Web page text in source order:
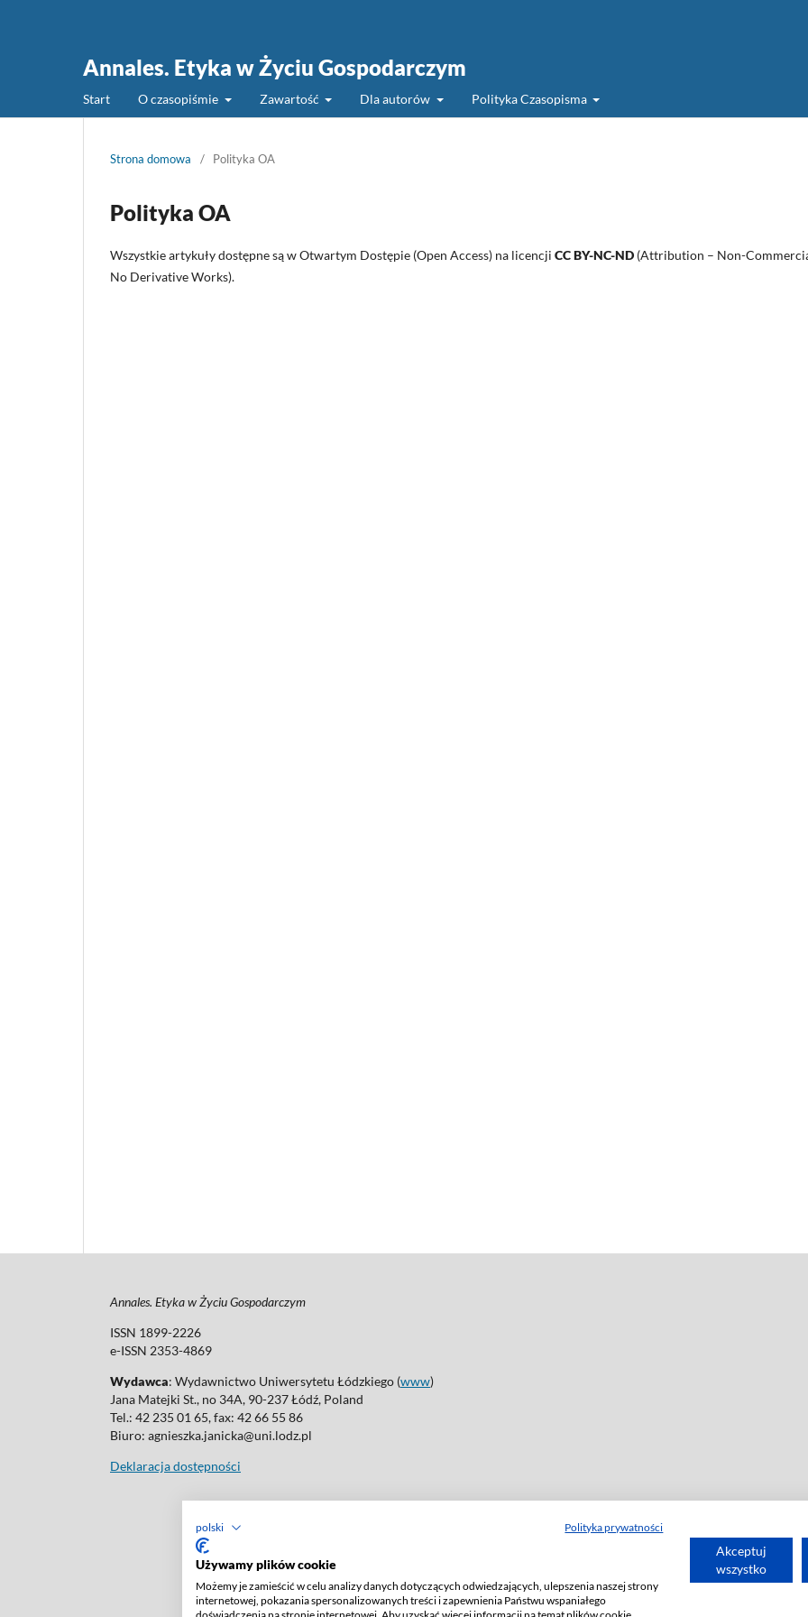
polski Polityka prywatności
Używamy plików cookie
Możemy je zamieścić w celu analizy danych dotyczących odwiedzających, ulepszenia naszej strony
internetowej, pokazania spersonalizowanych treści i zapewnienia Państwu wspaniałego
Akceptuj
wszystko
Annales. Etyka w Życiu Gospodarczym
Start O czasopiśmie Zawartość Dla autorów Polityka Czasopisma
Strona domowa / Polityka OA
Polityka OA
Wszystkie artykuły dostępne są w Otwartym Dostępie (Open Access) na licencji CC BY-NC-ND (Attribution – Non-
No Derivative Works).
Annales. Etyka w Życiu Gospodarczym
ISSN 1899-2226
e-ISSN 2353-4869
Wydawca: Wydawnictwo Uniwersytetu Łódzkiego (www)
Jana Matejki St., no 34A, 90-237 Łódź, Poland
Tel.: 42 235 01 65, fax: 42 66 55 86
Biuro: agnieszka.janicka@uni.lodz.pl
Deklaracja dostępności